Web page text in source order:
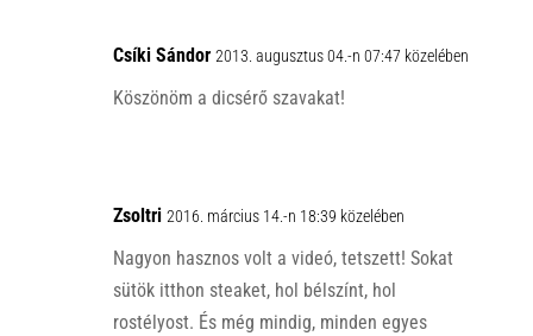
Csíki Sándor 2013. augusztus 04.-n 07:47 közelében
Köszönöm a dicsérő szavakat!
Zsoltri 2016. március 14.-n 18:39 közelében
Nagyon hasznos volt a videó, tetszett! Sokat
sütök itthon steaket, hol bélszínt, hol
rostélyost. És még mindig, minden egyes